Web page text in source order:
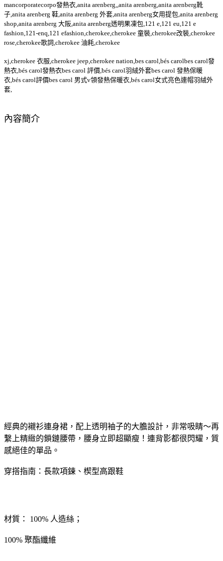
mancorporatecorpo發熱衣,anita arenberg,,anita arenberg,anita arenberg靴
子,anita arenberg 鞋,anita arenberg 外套,anita arenberg女用提包,anita arenberg
shop,anita arenberg 大阪,anita arenberg透明果凍包,121 e,121 eu,121 e
fashion,121-enq,121 efashion,cherokee,cherokee 童裝,cherokee改裝,cherokee
rose,cherokee歌詞,cherokee 油耗,cherokee
xj,cherokee 衣服,cherokee jeep,cherokee nation,bes carol,bés carolbes carol發
熱衣,bés carol發熱衣bes carol 評價,bés carol羽絨外套bes carol 發熱保暖
衣,bés carol評價bes carol 男式v領發熱保暖衣,bés carol女式亮色連帽羽絨外
套,
內容簡介
經典的襯衫連身裙，配上透明袖子的大膽設計，非常吸睛～再
繫上精緻的鎖鏈腰帶，腰身立即超顯瘦！連背影都很閃耀，質
感絕佳的單品。
穿搭指南：長款項鍊、楔型高跟鞋
材質： 100% 人造絲；
100% 聚酯纖維